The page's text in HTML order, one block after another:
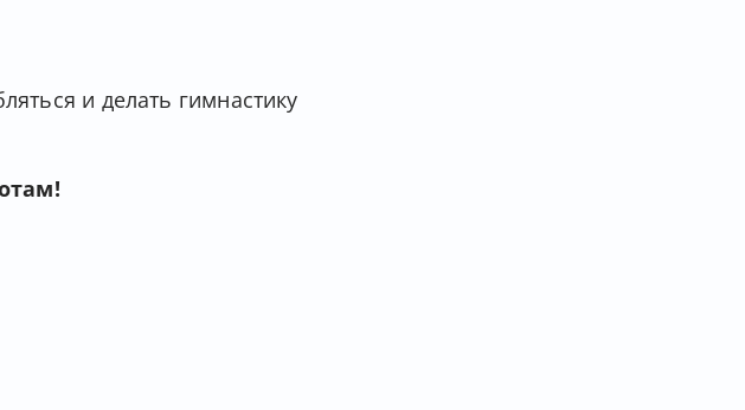
и делать гимнастику